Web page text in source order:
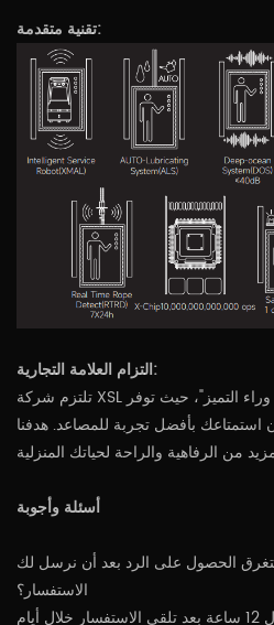
تقنية متقدمة:
التزام العلامة التجارية:
تلتزم شركة XSL دائمًا بمبدأ "الجودة أولاً، السعي وراء التميز"، حيث توفر
استمتاعك بأفضل تجربة للمصاعد. هدفنا
أسئلة وأجوبة
الحصول على الرد بعد أن نرسل لك
الاستفسار؟
ج: سوف نقوم بالرد عليك خلال 12 ساعة بعد تلقي الاستفسار خلال أيام